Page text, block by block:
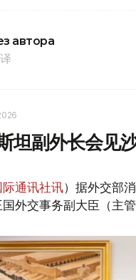
автора
坦副外长会见
通讯社讯）据外交部
外交事务副大臣（主管